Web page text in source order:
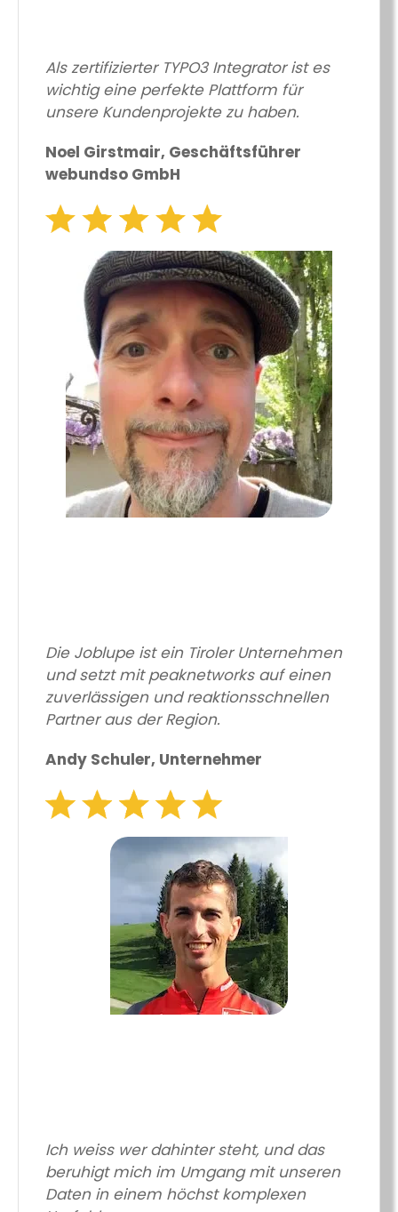
Als zertifizierter TYPO3 Integrator ist es
wichtig eine perfekte Plattform für
unsere Kundenprojekte zu haben.
Noel Girstmair, Geschäftsführer
webundso GmbH
Die Joblupe ist ein Tiroler Unternehmen
und setzt mit peaknetworks auf einen
zuverlässigen und reaktionsschnellen
Partner aus der Region.
Andy Schuler, Unternehmer
Ich weiss wer dahinter steht, und das
beruhigt mich im Umgang mit unseren
Daten in einem höchst komplexen